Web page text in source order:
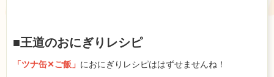
■王道のおにぎりレシピ
「ツナ缶✕ご飯」 におにぎりレシピははずせませんね！